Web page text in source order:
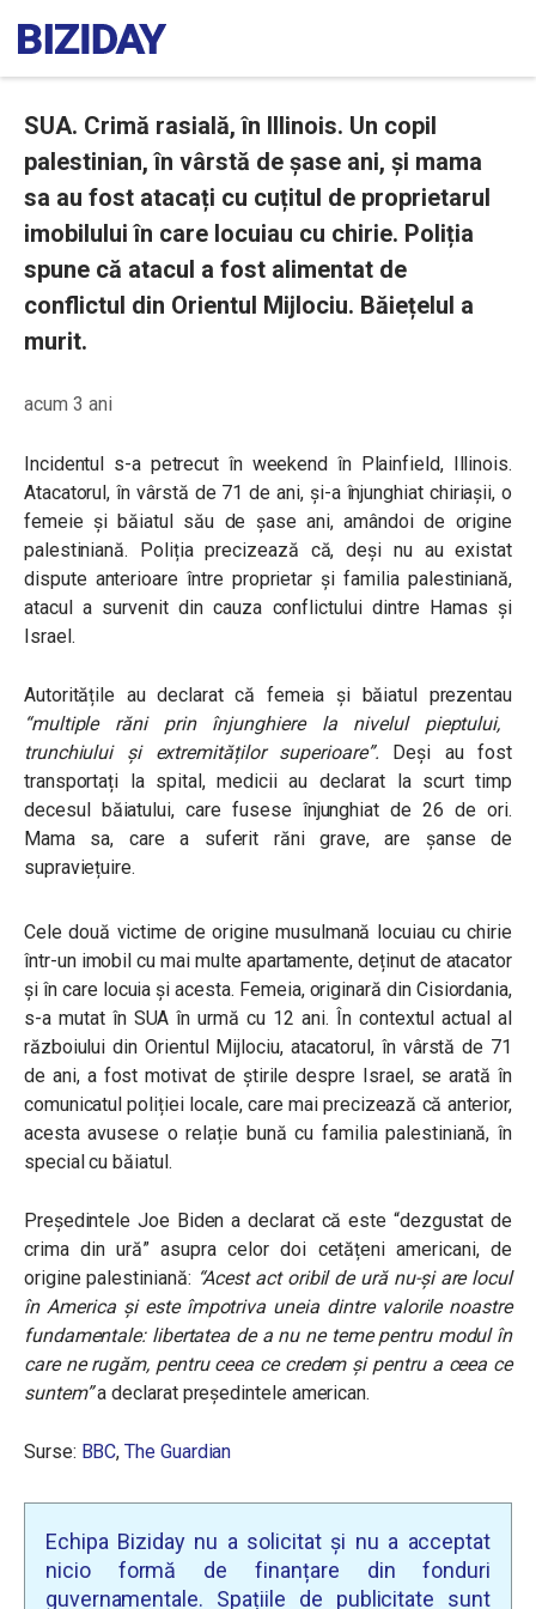
SUA. Crimă rasială, în Illinois. Un copil
palestinian, în vârstă de șase ani, și mama
sa au fost atacați cu cuțitul de proprietarul
imobilului în care locuiau cu chirie. Poliția
spune că atacul a fost alimentat de
conflictul din Orientul Mijlociu. Băiețelul a
murit.
acum 3 ani
Incidentul s-a petrecut în weekend în Plainfield, Illinois.
Atacatorul, în vârstă de 71 de ani, și-a înjunghiat chiriașii, o
femeie și băiatul său de șase ani, amândoi de origine
palestiniană. Poliția precizează că, deși nu au existat
dispute anterioare între proprietar și familia palestiniană,
atacul a survenit din cauza conflictului dintre Hamas și
Israel.
Autoritățile au declarat că femeia și băiatul prezentau
“multiple răni prin înjunghiere la nivelul pieptului,
trunchiului și extremităților superioare”. Deși au fost
transportați la spital, medicii au declarat la scurt timp
decesul băiatului, care fusese înjunghiat de 26 de ori.
Mama sa, care a suferit răni grave, are șanse de
supraviețuire.
Cele două victime de origine musulmană locuiau cu chirie
într-un imobil cu mai multe apartamente, deținut de atacator
și în care locuia și acesta. Femeia, originară din Cisiordania,
s-a mutat în SUA în urmă cu 12 ani. În contextul actual al
războiului din Orientul Mijlociu, atacatorul, în vârstă de 71
de ani, a fost motivat de știrile despre Israel, se arată în
comunicatul poliției locale, care mai precizează că anterior,
acesta avusese o relație bună cu familia palestiniană, în
special cu băiatul.
Președintele Joe Biden a declarat că este “dezgustat de
crima din ură” asupra celor doi cetățeni americani, de
origine palestiniană: “Acest act oribil de ură nu-și are locul
în America și este împotriva uneia dintre valorile noastre
fundamentale: libertatea de a nu ne teme pentru modul în
care ne rugăm, pentru ceea ce credem și pentru a ceea ce
suntem”a declarat președintele american.
Surse: BBC,The Guardian
Echipa Biziday nu a solicitat și nu a acceptat
nicio formă de finanțare din fonduri
guvernamentale. Spațiile de publicitate sunt